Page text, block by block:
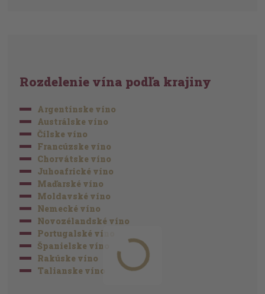
Rozdelenie vína podľa krajiny
Argentínske víno
Austrálske víno
Čílske víno
Francúzske víno
Chorvátske víno
Juhoafrické víno
Maďarské víno
Moldavské víno
Nemecké víno
Novozélandské víno
Portugalské víno
Španielske víno
Rakúske víno
Talianske víno